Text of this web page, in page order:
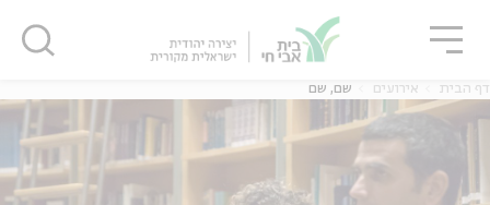
דף הבית אירועים שם, שם
סגור